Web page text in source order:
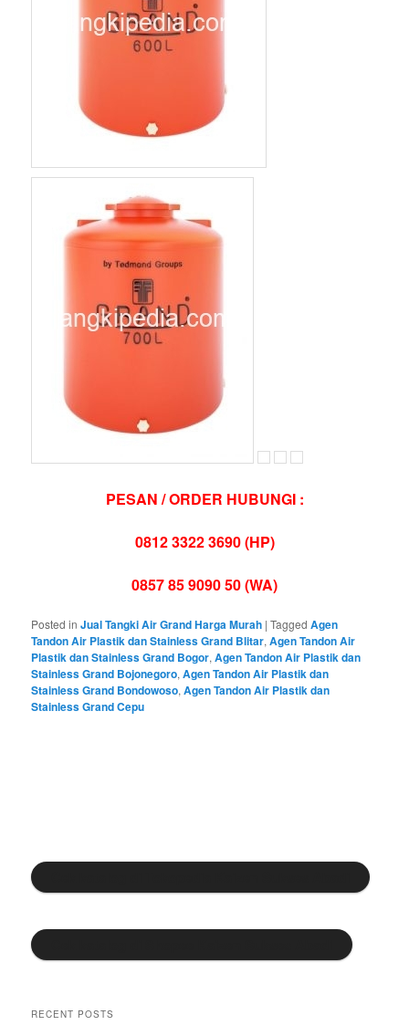
PESAN / ORDER HUBUNGI :
0812 3322 3690 (HP)
0857 85 9090 50 (WA)
Posted in Jual Tangki Air Grand Harga Murah |Tagged Agen
Tandon Air Plastik dan Stainless Grand Blitar,Agen Tandon Air
Plastik dan Stainless Grand Bogor,Agen Tandon Air Plastik dan
Stainless Grand Bojonegoro,Agen Tandon Air Plastik dan
Stainless Grand Bondowoso,Agen Tandon Air Plastik dan
Stainless Grand Cepu
RECENT POSTS